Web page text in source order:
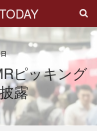
ピッキング
露